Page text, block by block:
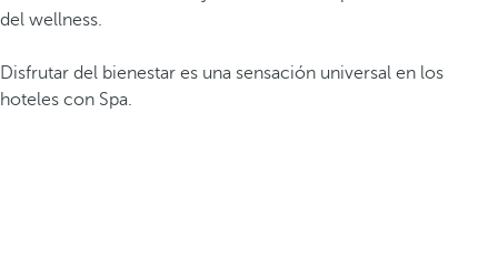
del wellness.
Disfrutar del bienestar es una sensación universal en los
hoteles con Spa.